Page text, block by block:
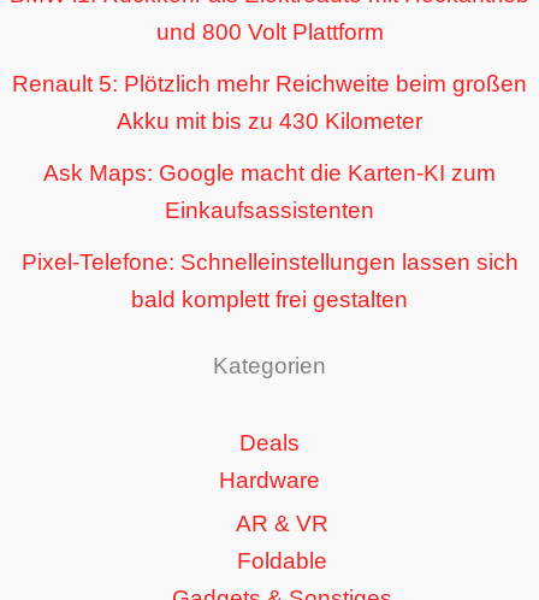
und 800 Volt Plattform
Renault 5: Plötzlich mehr Reichweite beim großen
Akku mit bis zu 430 Kilometer
Ask Maps: Google macht die Karten-KI zum
Einkaufsassistenten
Pixel-Telefone: Schnelleinstellungen lassen sich
bald komplett frei gestalten
Kategorien
Deals
Hardware
AR & VR
Foldable